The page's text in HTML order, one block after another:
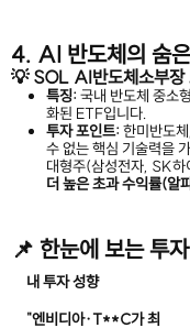
4. AI 반도체의 숨
💡 SOL AI반도체소부
특징: 국내 반도체 중소
화된 ETF입니다.
투자 포인트: 한미반도
수 없는 핵심 기술력을
대형주(삼성전자, SK하
더 높은 초과 수익률(알
📌 한눈에 보는 투
내 투자 성향
"엔비디아·T**C가 최